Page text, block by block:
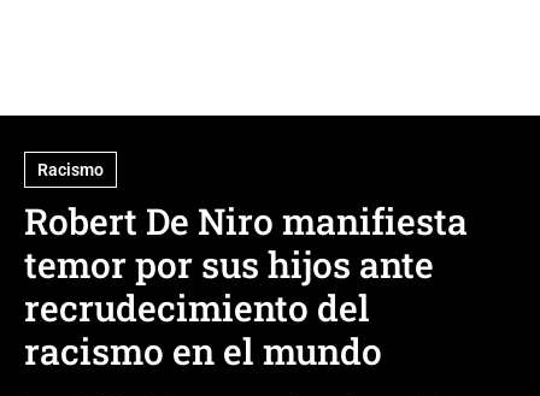
Racismo
Robert De Niro manifiesta
temor por sus hijos ante
recrudecimiento del
racismo en el mundo